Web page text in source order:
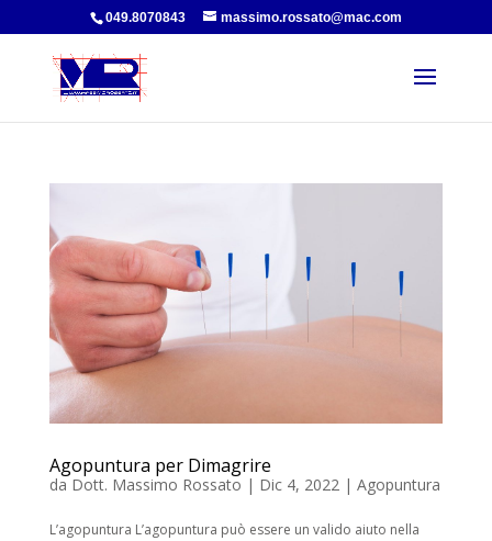
049.8070843 massimo.rossato@mac.com
Agopuntura per Dimagrire
da Dott. Massimo Rossato | Dic 4, 2022| Agopuntura
L’agopuntura L’agopuntura può essere un valido aiuto nella